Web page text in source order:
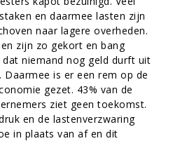
en daarmee lasten zijn
naar lagere overheden.
zijn zo gekort en bang
dat niemand nog geld durft uit
Daarmee is er een rem op de
gezet. 43% van de
ziet geen toekomst.
en de lastenverzwaring
in plaats van af en dit